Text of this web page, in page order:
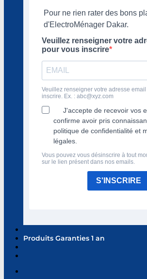
Pour ne rien rater des bons
d'ElectroMénager Dakar.
Veuillez renseigner votre
pour vous inscrire
Veuillez renseigner votre adresse
inscrire. Ex. : abc@xyz.com
J'accepte de recevoir vos
confirme avoir pris
politique de confidentialité et
légales.
Vous pouvez vous désinscrire à tout
sur le lien présent dans nos emails.
S'INSCRIRE
Produits Garanties 1 an